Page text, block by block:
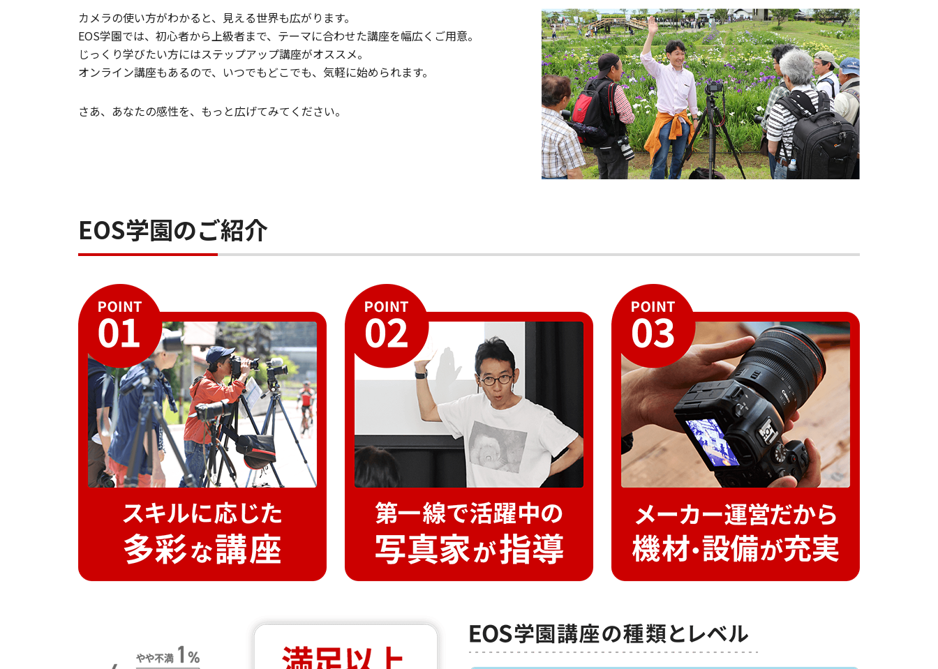
カメラの使い方がわかると、見える世界も広がります。
EOS学園では、初心者から上級者まで、テーマに合わせた講座を幅広くご用意。
​じっくり学びたい方にはステップアップ講座がオススメ。
オンライン講座もあるので、いつでもどこでも、気軽に始められます。
さあ、あなたの感性を、もっと広げてみてください。
EOS学園のご紹介